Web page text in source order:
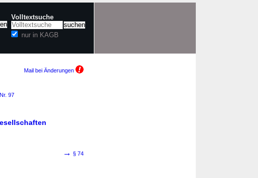
Volltextsuche
nur in KAGB
Mail bei Änderungen
97
→ § 74